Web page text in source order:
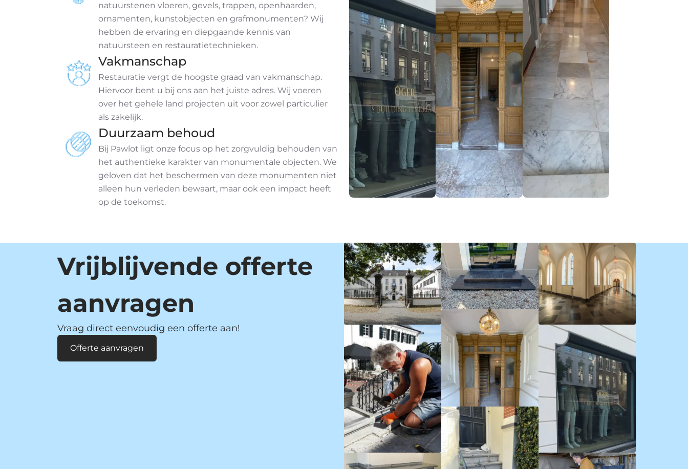
natuurstenen vloeren, gevels, trappen, openhaarden,
ornamenten, kunstobjecten en grafmonumenten? Wij
hebben de ervaring en diepgaande kennis van
natuursteen en restauratietechnieken.
Vakmanschap
Restauratie vergt de hoogste graad van vakmanschap.
Hiervoor bent u bij ons aan het juiste adres. Wij voeren
over het gehele land projecten uit voor zowel particulier
als zakelijk.
Duurzaam behoud
Bij Pawlot ligt onze focus op het zorgvuldig behouden van
het authentieke karakter van monumentale objecten. We
geloven dat het beschermen van deze monumenten niet
alleen hun verleden bewaart, maar ook een impact heeft
op de toekomst.
Vrijblijvende offerte
aanvragen
Vraag direct eenvoudig een offerte aan!
Offerte aanvragen